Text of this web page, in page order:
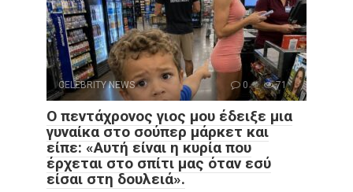
CELEBRITY NEWS 0 71
Ο πεντάχρονος γιος μου έδειξε μια
γυναίκα στο σούπερ μάρκετ και
είπε: «Αυτή είναι η κυρία που
έρχεται στο σπίτι μας όταν εσύ
είσαι στη δουλειά».